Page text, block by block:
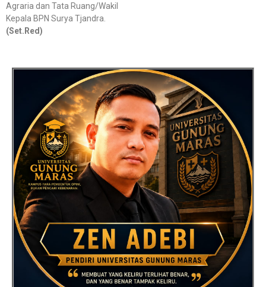
Agraria dan Tata Ruang/Wakil
Kepala BPN Surya Tjandra.
(Set.Red)